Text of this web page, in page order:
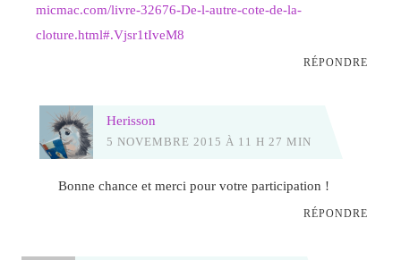
micmac.com/livre-32676-De-l-autre-cote-de-la-
cloture.html#.Vjsr1tIveM8
RÉPONDRE
Herisson
5 NOVEMBRE 2015 À 11 H 27 MIN
Bonne chance et merci pour votre participation !
RÉPONDRE